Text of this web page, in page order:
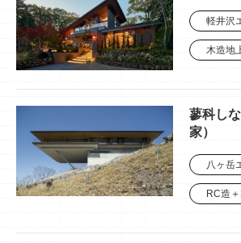
軽井沢
木造地
蓼科し
家）
八ヶ岳
RC造